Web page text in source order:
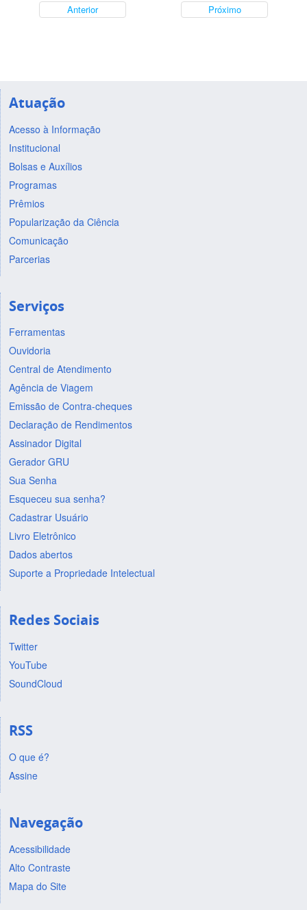
Anterior Próximo
Atuação
Acesso à Informação
Institucional
Bolsas e Auxílios
Programas
Prêmios
Popularização da Ciência
Comunicação
Parcerias
Serviços
Ferramentas
Ouvidoria
Central de Atendimento
Agência de Viagem
Emissão de Contra-cheques
Declaração de Rendimentos
Assinador Digital
Gerador GRU
Sua Senha
Esqueceu sua senha?
Cadastrar Usuário
Livro Eletrônico
Dados abertos
Suporte a Propriedade Intelectual
Redes Sociais
Twitter
YouTube
SoundCloud
RSS
O que é?
Assine
Navegação
Acessibilidade
Alto Contraste
Mapa do Site